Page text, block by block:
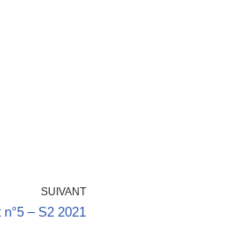
SUIVANT
– S2 2021